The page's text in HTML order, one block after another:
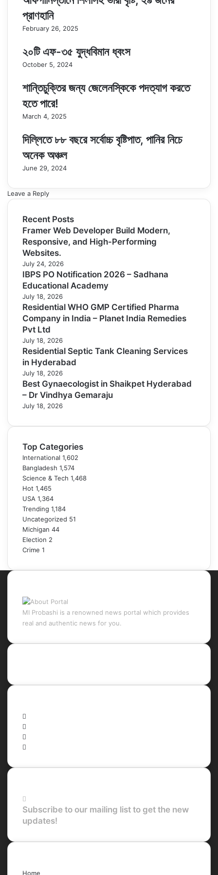
প্রাণহানি
February 26, 2025
২০টি এফ-৩৫ যুদ্ধবিমান ধ্বংস
October 5, 2024
শান্তিচুক্তির জন্য জেলেনস্কিকে পদত্যাগ করতে
হতে পারে!
March 4, 2025
দিল্লিতে ৮৮ বছরে সর্বোচ্চ বৃষ্টিপাত, পানির নিচে
অনেক অঞ্চল
June 29, 2024
Leave a Reply
Recent Posts
Framer Web Developer Build Modern,
Responsive, and High-Performing
Websites.
July 24, 2026
IBPS PO Notification 2026 – Sadhana
Educational Academy
July 18, 2026
Residential WHO GMP Certified Pharma
Company in India – Planet India Remedies
Pvt Ltd
July 18, 2026
Residential Septic Tank Cleaning Services
in Hyderabad
July 18, 2026
Best Gynaecologist in Shaikpet Hyderabad
– Dr Vindhya Gemaraju
July 18, 2026
Top Categories
International 1,602
Bangladesh 1,574
Science & Tech 1,468
Hot 1,465
USA 1,364
Trending 1,184
Uncategorized 51
Michigan 44
Election 2
Crime 1
MI Probashi is a renowned news portal which provides
real and authentic news for you.
Subscribe to our mailing list to get the new
updates!
Home